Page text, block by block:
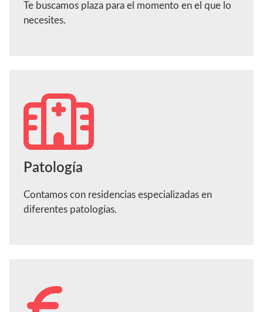
Te buscamos plaza para el momento en el que lo
necesites.
Patología
Contamos con residencias especializadas en
diferentes patologías.